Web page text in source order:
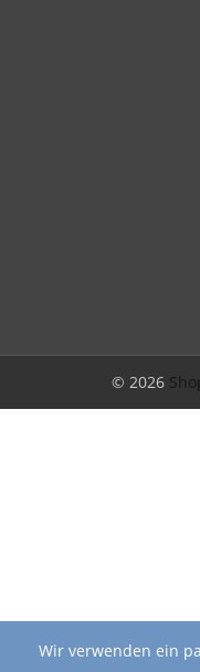
© 2026
Wir verwenden ein